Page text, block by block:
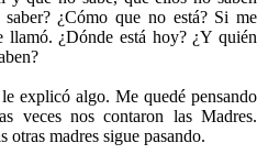
¿Cómo que no está? Si me
llamó. ¿Dónde está hoy? ¿Y quién
explicó algo. Me quedé pensando
veces nos contaron las Madres.
otras madres sigue pasando.